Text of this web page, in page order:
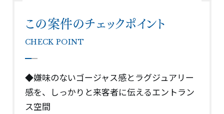
この案件のチェックポイント
CHECK POINT
◆嫌味のないゴージャス感とラグジュアリー
感を、しっかりと来客者に伝えるエントラン
ス空間